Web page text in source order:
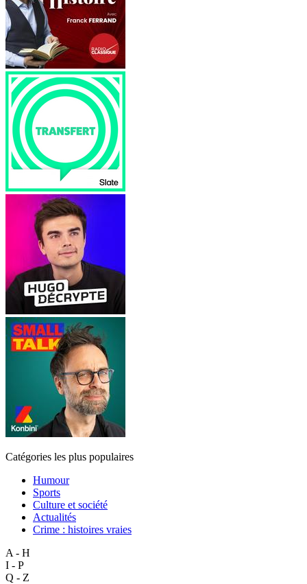
Catégories les plus populaires
Humour
Sports
Culture et société
Actualités
Crime : histoires vraies
A - H
I - P
Q - Z